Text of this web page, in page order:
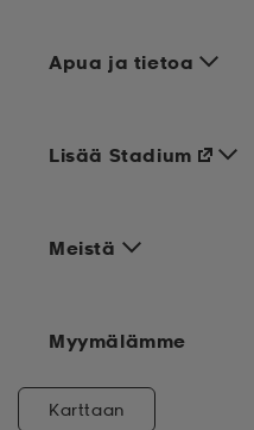
Apua ja tietoa
Meistä
Lisää Stadium
Myymälämme
Karttaan